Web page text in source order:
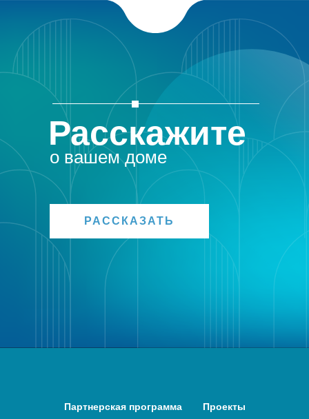
РАССКАЗАТЬ
Расскажите
о вашем доме
Партнерская программа Проекты